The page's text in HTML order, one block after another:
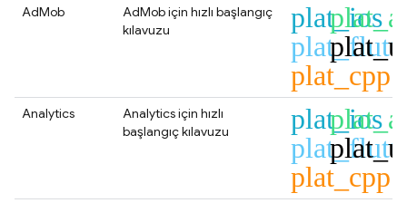
AdMob AdMobiçin hızlı başlangıç
kılavuzu
plat_ios
plat_cpp
Analytics Analyticsiçin hızlı
başlangıç kılavuzu
plat_ios
plat_cpp